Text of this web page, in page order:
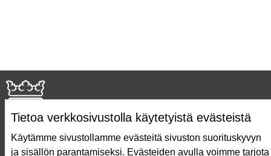
Tietoa verkkosivustolla käytetyistä evästeistä
Käytämme sivustollamme evästeitä sivuston suorituskyvyn
ja sisällön parantamiseksi. Evästeiden avulla voimme tarjota
Näin äänestät Asukasbudjetissa